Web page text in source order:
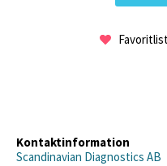
Kontaktinformation
Scandinavian Diagnostics AB